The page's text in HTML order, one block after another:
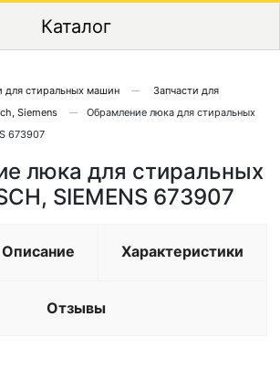
Каталог
для стиральных машин
Запчасти для
Siemens
Обрамление люка для стиральных
673907
люка для стиральных
SIEMENS 673907
Описание Характеристики
Отзывы